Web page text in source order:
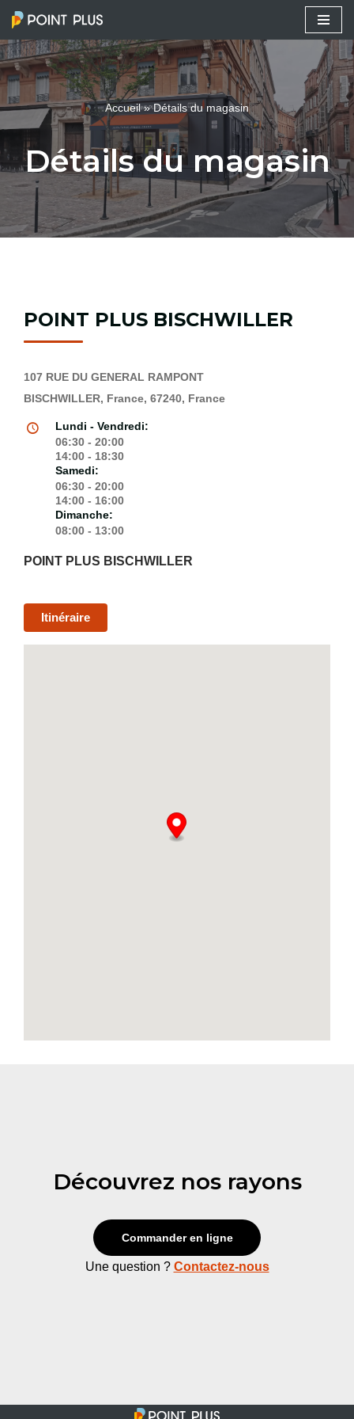
Aller
au
contenu
Accueil»Détails du magasin
Détails du magasin
POINT PLUS BISCHWILLER
107 RUE DU GENERAL RAMPONT
BISCHWILLER, France, 67240, France
Lundi - Vendredi:
06:30 - 20:00
14:00 - 18:30
Samedi:
06:30 - 20:00
14:00 - 16:00
Dimanche:
08:00 - 13:00
POINT PLUS BISCHWILLER
Itinéraire
Découvrez nos rayons
Commander en ligne
Une question ? Contactez-nous